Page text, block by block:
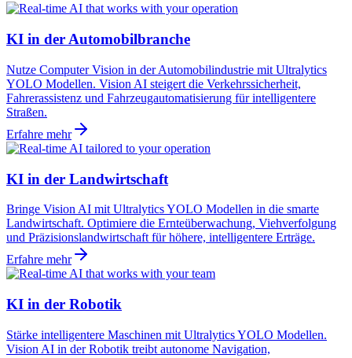
KI in der Automobilbranche
Nutze Computer Vision in der Automobilindustrie mit Ultralytics
YOLO Modellen. Vision AI steigert die Verkehrssicherheit,
Fahrerassistenz und Fahrzeugautomatisierung für intelligentere
Straßen.
Erfahre mehr
KI in der Landwirtschaft
Bringe Vision AI mit Ultralytics YOLO Modellen in die smarte
Landwirtschaft. Optimiere die Ernteüberwachung, Viehverfolgung
und Präzisionslandwirtschaft für höhere, intelligentere Erträge.
Erfahre mehr
KI in der Robotik
Stärke intelligentere Maschinen mit Ultralytics YOLO Modellen.
Vision AI in der Robotik treibt autonome Navigation,